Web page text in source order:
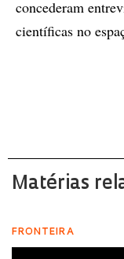
concederam
científicas no